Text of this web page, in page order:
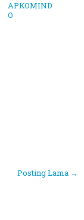
APKOMIND
O
Posting Lama →